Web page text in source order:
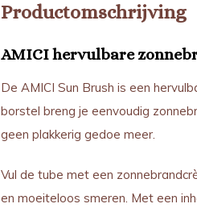
Productomschrijving
AMICI hervulbare
De AMICI Sun Brush is een
borstel breng je eenvoudig
geen plakkerig gedoe meer.
Vul de tube met een
en moeiteloos smeren. Met een